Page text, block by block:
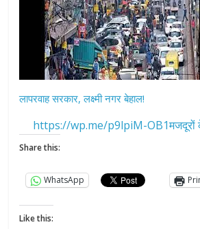
लापरवाह सरकार, लक्ष्मी नगर बेहाल!
https://wp.me/p9lpiM-OB1मजदूरों
Share this:
WhatsApp
Like this: